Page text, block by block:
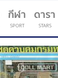
กีฬา
SPORT
(current)
ดารา
STARS